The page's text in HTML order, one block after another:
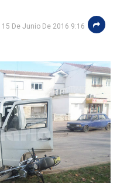
De Junio De 2016 9:16